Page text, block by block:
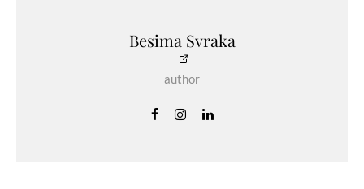
Besima Svraka
author